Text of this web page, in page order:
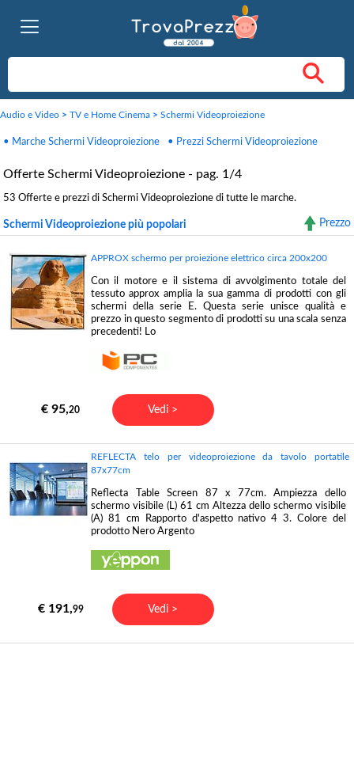
Audio e Video > TV e Home Cinema > Schermi Videoproiezione
• Marche Schermi Videoproiezione • Prezzi Schermi Videoproiezione
Offerte Schermi Videoproiezione - pag. 1/4
53 Offerte e prezzi di Schermi Videoproiezione di tutte le marche.
Schermi Videoproiezione più popolari Prezzo
APPROX schermo per proiezione elettrico circa 200x200
Con il motore e il sistema di avvolgimento totale del
tessuto approx amplia la sua gamma di prodotti con gli
schermi della serie E. Questa serie unisce qualità e
prezzo in questo segmento di prodotti su una scala senza
precedenti! Lo
€ 95,20 Vedi >
REFLECTA telo per videoproiezione da tavolo portatile
87x77cm
Reflecta Table Screen 87 x 77cm. Ampiezza dello
schermo visibile (L) 61 cm Altezza dello schermo visibile
(A) 81 cm Rapporto d'aspetto nativo 4 3. Colore del
prodotto Nero Argento
€ 191,99 Vedi >